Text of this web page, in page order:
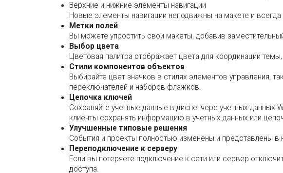
Верхние и нижние элементы навигации
Новые элементы навигации неподвижны на макете и
Метки полей
Вы можете упростить свои макеты, добавив
Выбор цвета
Цветовая палитра отображает цвета для координации
Стили компонентов объектов
Выбирайте цвет значков в стилях элементов
переключателей и наборов флажков.
Цепочка ключей
Сохраняйте учетные данные в диспетчере учетных данных
клиенты сохранять информацию в учетных данных или
Улучшенные типовые решения
События и проекты полностью изменены и представлены
Переподключение к серверу
Если вы потеряете подключение к сети или сервер
доступа.